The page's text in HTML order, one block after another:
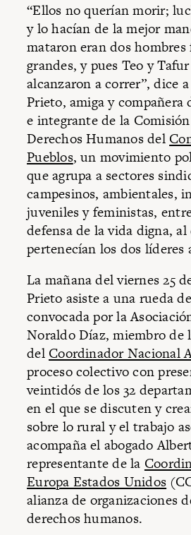
“Ellos no querían morir;
y lo hacían de la mejor
mataron eran dos
grandes, y pues Teo y
alcanzaron a correr”, dice a
Prieto, amiga y compañera
e integrante de la
Derechos Humanos del
Pueblos, un movimiento
que agrupa a sectores
campesinos, ambientales,
juveniles y feministas,
defensa de la vida digna,
pertenecían los dos líderes
La mañana del viernes 25
Prieto asiste a una rueda
convocada por la
Noraldo Díaz, miembro de
del Coordinador Nacional
proceso colectivo con
veintidós de los 32
en el que se discuten y
sobre lo rural y el trabajo
acompaña el abogado
representante de la
Europa Estados Unidos
alianza de organizaciones
derechos humanos.